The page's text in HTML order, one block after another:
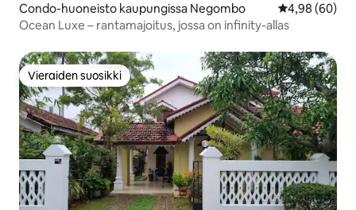
Condo-huoneisto kaupungissa Negombo
4,98 (60)
Ocean Luxe – rantamajoitus, jossa on infinity-allas
Vieraiden suosikki
Vieraiden suosikki